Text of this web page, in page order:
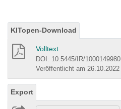
KITopen-Download
Volltext
DOI: 10.5445/IR/1000149980
Veröffentlicht am 26.10.2022
Export